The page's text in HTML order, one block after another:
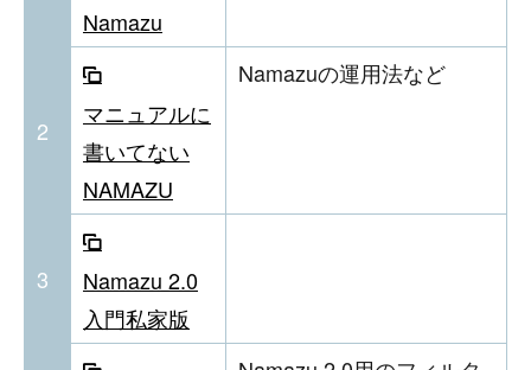
Namazu
2
マニュアルに
書いてない
NAMAZU
Namazuの運用法など
3
Namazu 2.0
入門私家版